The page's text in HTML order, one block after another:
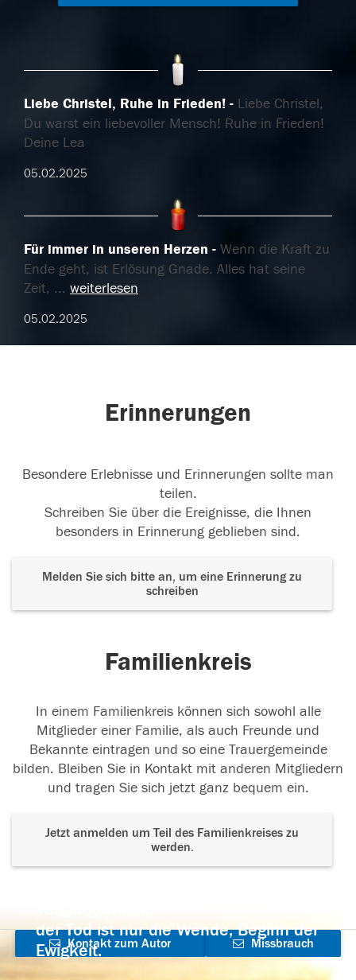
Liebe Christel, Ruhe in Frieden!
Liebe Christel,
Du warst ein liebevoller Mensch! Ruhe in Frieden!
Deine Lea
05.02.2025
Für immer in unseren Herzen
Wenn die Kraft zu
Ende geht, ist Erlösung Gnade. Alles hat seine
Zeit, ... weiterlesen
05.02.2025
Erinnerungen
Besondere Erlebnisse und Erinnerungen sollte man
teilen.
Schreiben Sie über die Ereignisse, die Ihnen
besonders in Erinnerung geblieben sind.
Melden Sie sich bitte an, um eine Erinnerung zu
schreiben
Familienkreis
In einem Familienkreis können sich sowohl alle
Mitglieder einer Familie, als auch Freunde und
Bekannte eintragen und so eine Trauergemeinde
bilden. Bleiben Sie in Kontakt mit anderen Mitgliedern
und tragen Sie sich jetzt ganz bequem ein.
Jetzt anmelden um Teil des Familienkreises zu
werden.
der Tod ist nur die Wende, Beginn der
Ewigkeit.
Kontakt zum Autor
aufnehmen
Missbrauch